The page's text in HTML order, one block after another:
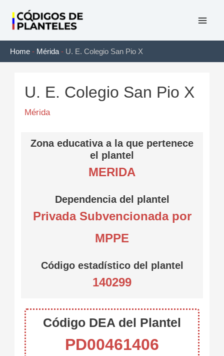
contenido
Home - Mérida - U. E. Colegio San Pio X
U. E. Colegio San Pio X
Mérida
Zona educativa a la que pertenece
el plantel
MERIDA
Dependencia del plantel
Privada Subvencionada por
MPPE
Código estadístico del plantel
140299
Código DEA del Plantel
PD00461406